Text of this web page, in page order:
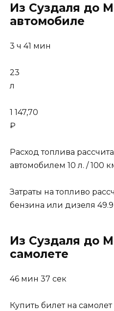
Из Суздаля до
автомобиле
3 ч 41 мин
23
л
1 147,70
₽
Расход топлива
автомобилем 10 л. / 100
Затраты на топливо
бензина или дизеля 49.9
Из Суздаля до
самолете
46 мин 37 сек
Купить билет на самолет